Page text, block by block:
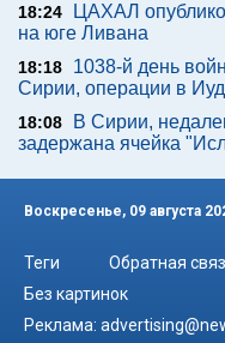
18:24
ЦАХАЛ
на юге Ливана
18:18
1038-й день
Сирии, операции в
18:08
В Сирии,
задержана ячейка
Воскресенье, 09 августа
Теги Обратная
Без картинок
Реклама: